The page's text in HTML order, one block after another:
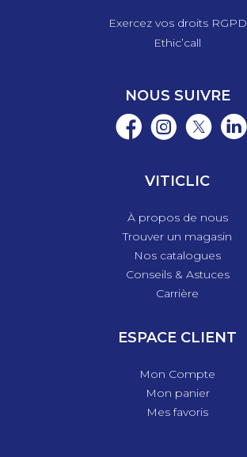
Exercez vos droits RGPD
Ethic’call
NOUS SUIVRE
VITICLIC
À propos de nous
Trouver un magasin
Nos catalogues
Conseils & Astuces
Carrière
ESPACE CLIENT
Mon Compte
Mon panier
Mes favoris